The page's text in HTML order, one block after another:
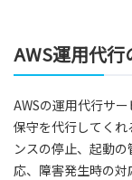
AWS運用代
AWSの運用代行サ
保守を代行してく
ンスの停止、起動
応、障害発生時の